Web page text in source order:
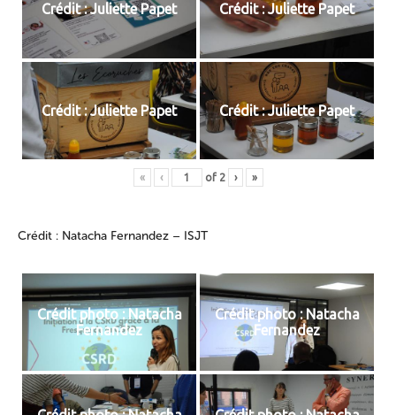
Crédit : Juliette Papet Crédit : Juliette Papet
Crédit : Juliette Papet Crédit : Juliette Papet
« ‹ of 2 › »
Crédit : Natacha Fernandez – ISJT
Crédit photo : Natacha
Fernandez
Crédit photo : Natacha
Fernandez